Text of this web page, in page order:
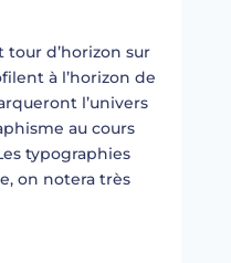
d’horizon sur
à l’horizon de
l’univers
au cours
typographies
on notera très